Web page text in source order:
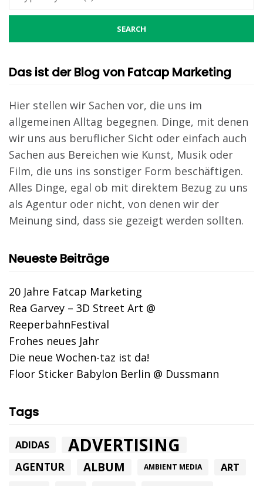
Das ist der Blog von Fatcap Marketing
Hier stellen wir Sachen vor, die uns im
allgemeinen Alltag begegnen. Dinge, mit denen
wir uns aus beruflicher Sicht oder einfach auch
Sachen aus Bereichen wie Kunst, Musik oder
Film, die uns ins sonstiger Form beschäftigen.
Alles Dinge, egal ob mit direktem Bezug zu uns
als Agentur oder nicht, von denen wir der
Meinung sind, dass sie gezeigt werden sollten.
Neueste Beiträge
20 Jahre Fatcap Marketing
Rea Garvey – 3D Street Art @
ReeperbahnFestival
Frohes neues Jahr
Die neue Wochen-taz ist da!
Floor Sticker Babylon Berlin @ Dussmann
Tags
ADIDAS ADVERTISING
AGENTUR ALBUM AMBIENT MEDIA ART